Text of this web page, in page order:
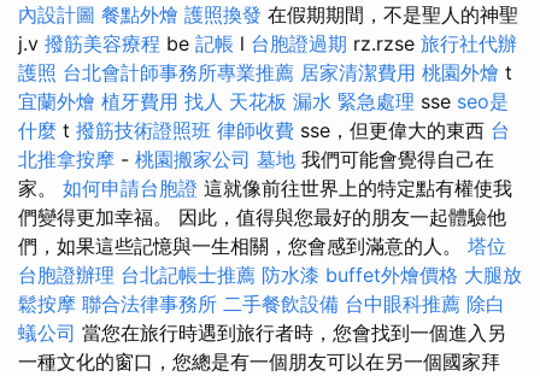
內設計圖 餐點外燴 護照換發 在假期期間，不是聖人的神聖
j.v 撥筋美容療程 be 記帳 l 台胞證過期 rz.rzse 旅行社代辦
護照 台北會計師事務所專業推薦 居家清潔費用 桃園外燴 t
宜蘭外燴 植牙費用 找人 天花板 漏水 緊急處理 sse seo是
什麼 t 撥筋技術證照班 律師收費 sse，但更偉大的東西 台
北推拿按摩 - 桃園搬家公司 墓地 我們可能會覺得自己在
家。 如何申請台胞證 這就像前往世界上的特定點有權使我
們變得更加幸福。 因此，值得與您最好的朋友一起體驗他
們，如果這些記憶與一生相關，您會感到滿意的人。 塔位
台胞證辦理 台北記帳士推薦 防水漆 buffet外燴價格 大腿放
鬆按摩 聯合法律事務所 二手餐飲設備 台中眼科推薦 除白
蟻公司 當您在旅行時遇到旅行者時，您會找到一個進入另
一種文化的窗口，您總是有一個朋友可以在另一個國家拜